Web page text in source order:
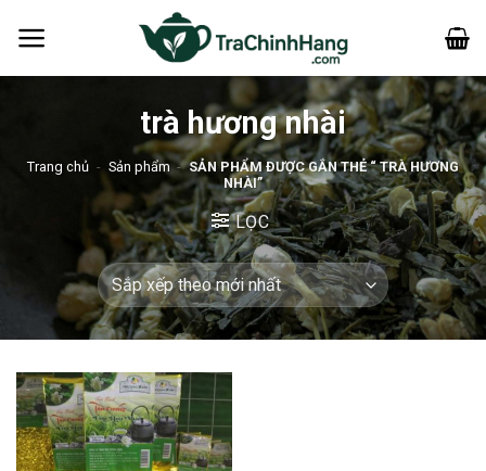
qua
trà hương nhài
Trang chủ - Sản phẩm - SẢN PHẨM ĐƯỢC GẮN THẺ “ TRÀ HƯƠNG
NHÀI”
LỌC